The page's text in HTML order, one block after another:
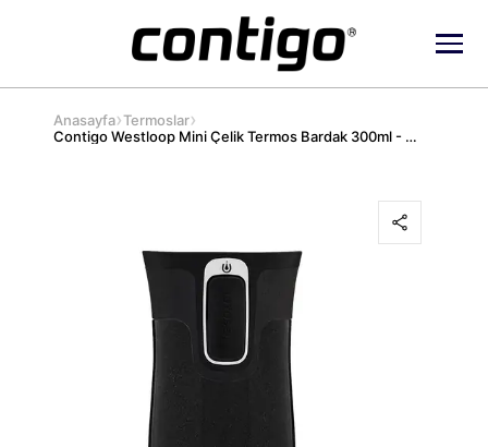
Anasayfa›Termoslar›
Contigo Westloop Mini Çelik Termos Bardak 300ml - Siyah